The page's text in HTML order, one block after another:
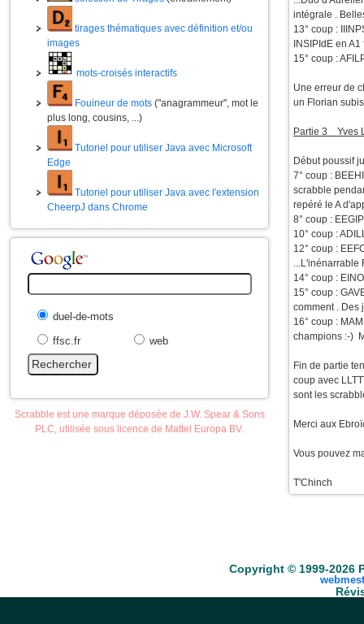
tirages thématiques avec définition et/ou
images
mots-croisés interactifs
Fouineur de mots ("anagrammeur", mot le
plus long, cousins, ...)
Tutoriel pour utiliser Java avec Microsoft
Edge
Tutoriel pour utiliser Java avec l'extension
CheerpJ dans Chrome
duel-de-mots
ffsc.fr
web
Scrabble est une marque déposée de J.W. Spear & Sons
PLC, utilisée sous licence de Mattel Europa BV.
intégrale .
13° coup :
INSIPIdE en
15° coup :
Une erreur de
un Florian
Partie 3 Yves
Début poussif
7° coup :
scrabble
repéré le A
8° coup :
10° coup :
12° coup :
...L'inénarrable
14° coup :
15° coup :
comment .
16° coup :
champions :-)
Fin de partie
coup avec
sont les
Merci aux
Vous pouvez
T'Chinch
Copyright © 1999-2026